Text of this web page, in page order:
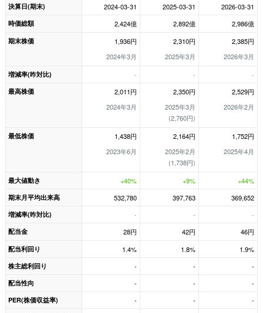
決算日(期末)
2024-03-31 2025-03-31 2026-03-31
時価総額 2,424億 2,892億 2,986億
期末株価
1,936円
2024年3月
2,310円
2025年3月
2,385円
2026年3月
増減率(昨対比) - - -
最高株価
2,011円
2024年3月
2,350円
2025年3月
(2,760円)
2,529円
2026年2月
最低株価
1,438円
2023年6月
2,164円
2025年2月
(1,738円)
1,752円
2025年4月
最大値動き +40% +9% +44%
期末月平均出来高 532,780 397,763 369,652
増減率(昨対比) - - -
配当金 28円 42円 46円
配当利回り 1.4% 1.8% 1.9%
株主総利回り - - -
配当性向 - - -
PER(株価収益率) - - -